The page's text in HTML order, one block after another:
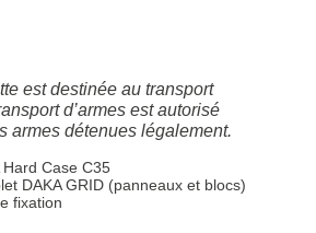
est destinée au transport
d’armes est autorisé
armes détenues légalement.
Case C35
DAKA GRID (panneaux et blocs)
fixation